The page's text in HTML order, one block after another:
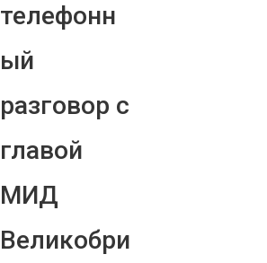
телефонн
ый
разговор с
главой
МИД
Великобри